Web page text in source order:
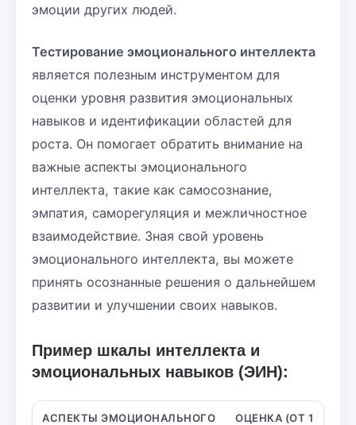
эмоции других людей.
Тестирование эмоционального интеллекта
является полезным инструментом для
оценки уровня развития эмоциональных
навыков и идентификации областей для
роста. Он помогает обратить внимание на
важные аспекты эмоционального
интеллекта, такие как самосознание,
эмпатия, саморегуляция и межличностное
взаимодействие. Зная свой уровень
эмоционального интеллекта, вы можете
принять осознанные решения о дальнейшем
развитии и улучшении своих навыков.
Пример шкалы интеллекта и
эмоциональных навыков (ЭИН):
АСПЕКТЫ ЭМОЦИОНАЛЬНОГО
ОЦЕНКА (ОТ 1